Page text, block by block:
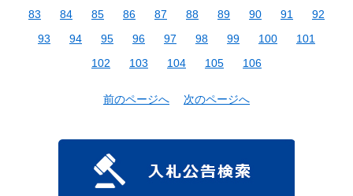
83
84 85 86 87 88 89 90 91
92
93
94 95 96 97 98 99 100
101
102
103 104 105 106
前のページへ 次のページへ